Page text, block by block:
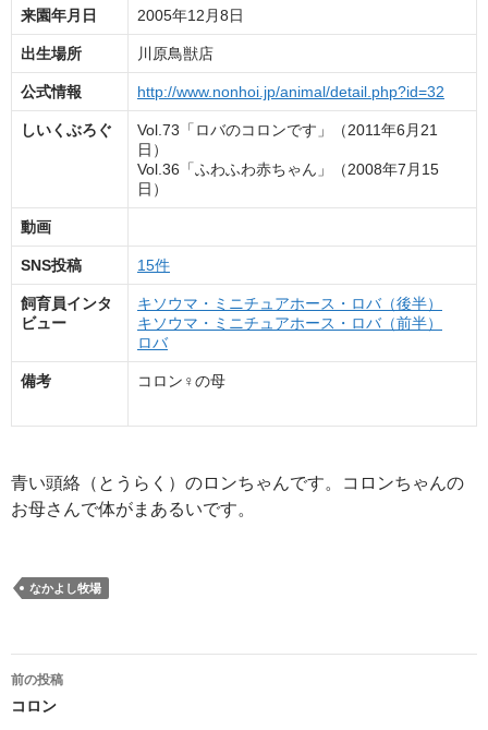
来園年月日 2005年12月8日
出生場所 川原鳥獣店
公式情報 http://www.nonhoi.jp/animal/detail.php?id=32
しいくぶろぐ
Vol.73「ロバのコロンです」（2011年6月21
日）
Vol.36「ふわふわ赤ちゃん」（2008年7月15
日）
動画
SNS投稿 15件
飼育員インタ
ビュー
キソウマ・ミニチュアホース・ロバ（後半）
キソウマ・ミニチュアホース・ロバ（前半）
ロバ
備考 コロン♀の母
青い頭絡（とうらく）のロンちゃんです。コロンちゃんの
お母さんで体がまあるいです。
なかよし牧場
投
稿
前の投稿
コロン